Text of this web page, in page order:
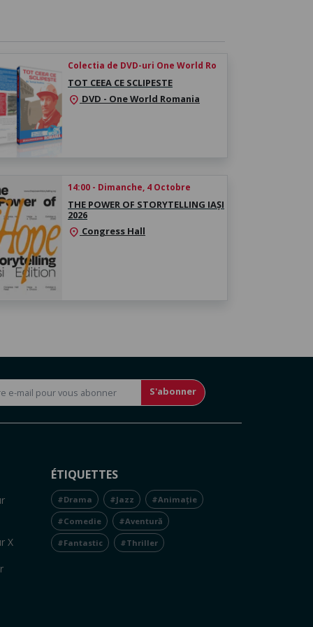
Colectia de DVD-uri One World Ro
TOT CEEA CE SCLIPESTE
location_on DVD - One World Romania
14:00 - Dimanche, 4 Octobre
THE POWER OF STORYTELLING IAȘI
2026
location_on Congress Hall
S'abonner
X
ÉTIQUETTES
#Drama #Jazz #Animație
#Comedie #Aventură
#Fantastic #Thriller